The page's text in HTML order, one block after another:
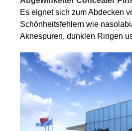
Es eignet sich zum Abdecken
Schönheitsfehlern wie
Aknespuren, dunklen Ringen